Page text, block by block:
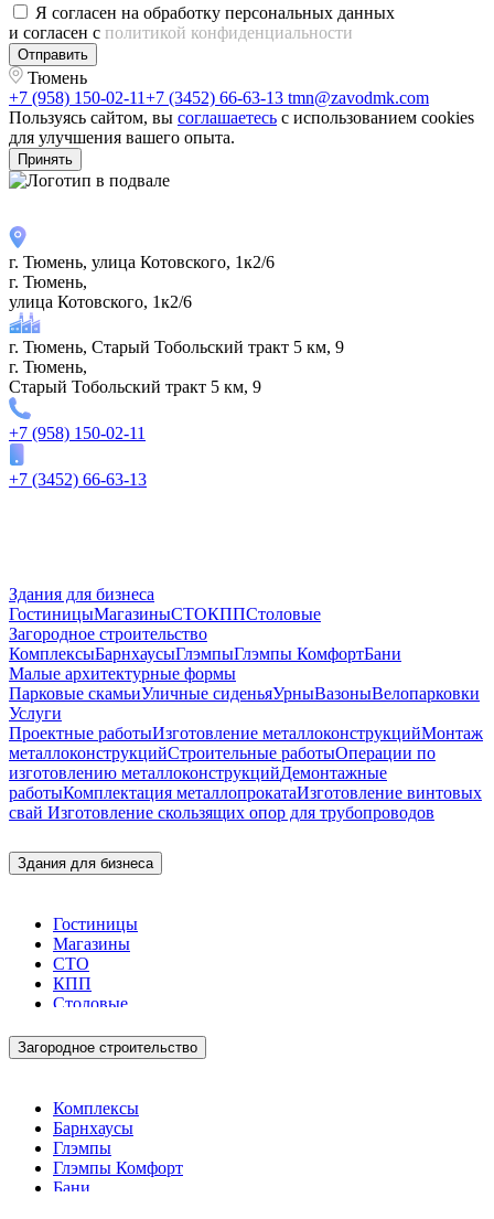
Я согласен на обработку персональных данных
и согласен с политикой конфиденциальности
Отправить
Тюмень
+7 (958) 150-02-11+7 (3452) 66-63-13 tmn@zavodmk.com
Пользуясь сайтом, вы соглашаетесь с использованием cookies
для улучшения вашего опыта.
Принять
г. Тюмень, улица Котовского, 1к2/6
г. Тюмень,
улица Котовского, 1к2/6
г. Тюмень, Старый Тобольский тракт 5 км, 9
г. Тюмень,
Старый Тобольский тракт 5 км, 9
+7 (958) 150-02-11
+7 (3452) 66-63-13
Здания для бизнеса
ГостиницыМагазиныСТОКППСтоловые
Загородное строительство
КомплексыБарнхаусыГлэмпыГлэмпы КомфортБани
Малые архитектурные формы
Парковые скамьиУличные сиденьяУрныВазоныВелопарковки
Услуги
Проектные работыИзготовление металлоконструкцийМонтаж
металлоконструкцийСтроительные работыОперации по
изготовлению металлоконструкцийДемонтажные
работыКомплектация металлопрокатаИзготовление винтовых
свай Изготовление скользящих опор для трубопроводов
Здания для бизнеса
Гостиницы
Магазины
СТО
КПП
Столовые
Загородное строительство
Комплексы
Барнхаусы
Глэмпы
Глэмпы Комфорт
Бани